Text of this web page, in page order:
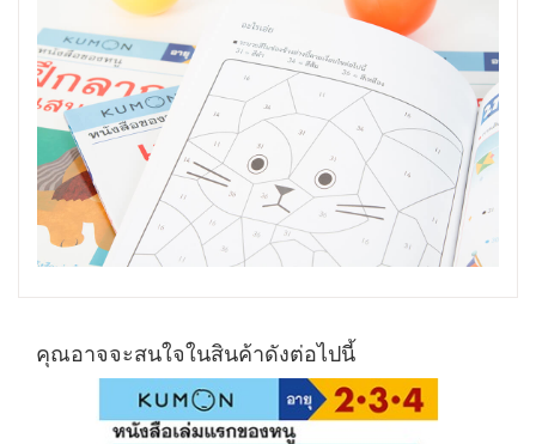
คุณอาจจะสนใจในสินค้าดังต่อไปนี้